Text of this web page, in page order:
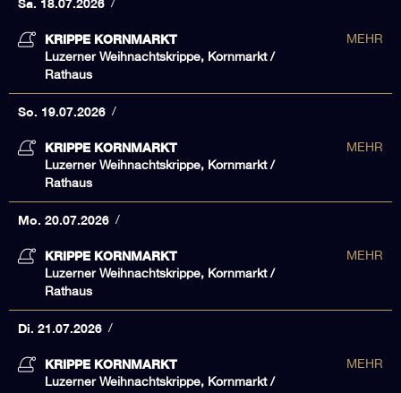
Sa. 18.07.2026
KRIPPE KORNMARKT
Luzerner Weihnachtskrippe, Kornmarkt /
Rathaus
MEHR
So. 19.07.2026
KRIPPE KORNMARKT
Luzerner Weihnachtskrippe, Kornmarkt /
Rathaus
MEHR
Mo. 20.07.2026
KRIPPE KORNMARKT
Luzerner Weihnachtskrippe, Kornmarkt /
Rathaus
MEHR
Di. 21.07.2026
KRIPPE KORNMARKT
Luzerner Weihnachtskrippe, Kornmarkt /
MEHR